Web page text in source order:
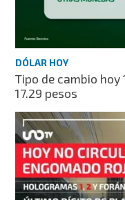
DÓLAR HOY
Tipo de cambio hoy
17.29 pesos